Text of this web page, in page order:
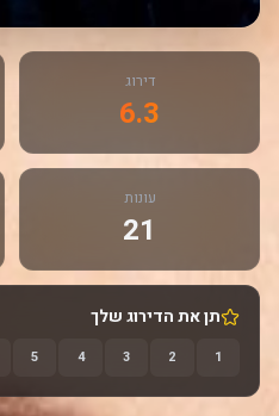
דירוג
6.3
עונות
21
תן את הדירוג שלך
1
2
3
4
5